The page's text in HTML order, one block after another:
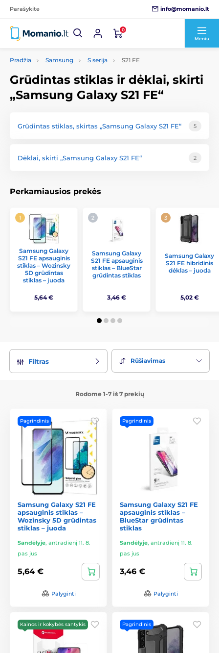
Parašykite info@momanio.lt
0
Meniu
Pradžia Samsung S serija S21 FE
Grūdintas stiklas ir dėklai, skirti
„Samsung Galaxy S21 FE“
Grūdintas stiklas, skirtas „Samsung Galaxy S21 FE“ 5
Dėklai, skirti „Samsung Galaxy S21 FE“ 2
Perkamiausios prekės
Samsung Galaxy
S21 FE apsauginis
stiklas – Wozinsky
5D grūdintas
stiklas – juoda
5,64 €
Samsung Galaxy
S21 FE apsauginis
stiklas – BlueStar
grūdintas stiklas
3,46 €
Samsung Galaxy
S21 FE hibridinis
dėklas – juoda
5,02 €
Filtras Rūšiavimas
Rodome 1-7 iš 7 prekių
Pagrindinis
Samsung Galaxy S21 FE
apsauginis stiklas –
Wozinsky 5D grūdintas
stiklas – juoda
Sandėlyje, antradienį 11. 8.
pas jus
5,64 €
Palyginti
Pagrindinis
Samsung Galaxy S21 FE
apsauginis stiklas –
BlueStar grūdintas
stiklas
Sandėlyje, antradienį 11. 8.
pas jus
3,46 €
Palyginti
Kainos ir kokybės santykis Pagrindinis